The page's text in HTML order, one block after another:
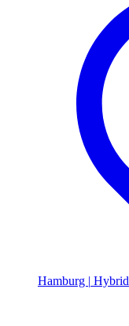
Hamburg | Hybrid